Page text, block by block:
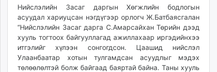
Нийслэлийн Засаг даргын Хөгжлийн бодлогын
асуудал хариуцсан нэгдүгээр орлогч Ж.Батбаясгалан
“Нийслэлийн Засаг дарга С.Амарсайхан Төрийн дээд
хууль тогтоох байгууллагад ажиллахаар иргэдийнхээ
итгэлийг хүлээн сонгогдсон. Цаашид нийслэл
Улаанбаатар хотын тулгамдсан асуудлыг мэдэх
төлөөлөлтэй болж байгаад баяртай байна. Таны хууль